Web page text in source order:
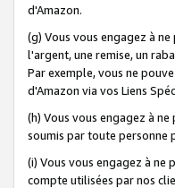
d'Amazon.
(g) Vous vous engagez à
l'argent, une remise, un
Par exemple, vous ne
d'Amazon via vos Liens
(h) Vous vous engagez à
soumis par toute personne
(i) Vous vous engagez à ne
compte utilisées par nos